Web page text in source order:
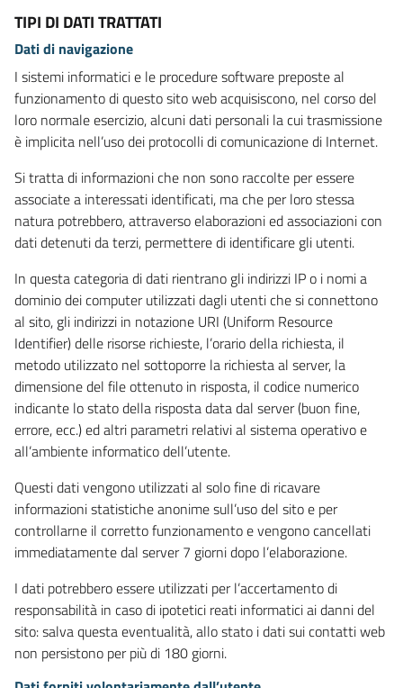
TIPI DI DATI TRATTATI
Dati di navigazione
I sistemi informatici e le procedure software preposte al
funzionamento di questo sito web acquisiscono, nel corso del
loro normale esercizio, alcuni dati personali la cui trasmissione
è implicita nell’uso dei protocolli di comunicazione di Internet.
Si tratta di informazioni che non sono raccolte per essere
associate a interessati identificati, ma che per loro stessa
natura potrebbero, attraverso elaborazioni ed associazioni con
dati detenuti da terzi, permettere di identificare gli utenti.
In questa categoria di dati rientrano gli indirizzi IP o i nomi a
dominio dei computer utilizzati dagli utenti che si connettono
al sito, gli indirizzi in notazione URI (Uniform Resource
Identifier) delle risorse richieste, l’orario della richiesta, il
metodo utilizzato nel sottoporre la richiesta al server, la
dimensione del file ottenuto in risposta, il codice numerico
indicante lo stato della risposta data dal server (buon fine,
errore, ecc.) ed altri parametri relativi al sistema operativo e
all’ambiente informatico dell’utente.
Questi dati vengono utilizzati al solo fine di ricavare
informazioni statistiche anonime sull’uso del sito e per
controllarne il corretto funzionamento e vengono cancellati
immediatamente dal server 7 giorni dopo l’elaborazione.
I dati potrebbero essere utilizzati per l’accertamento di
responsabilità in caso di ipotetici reati informatici ai danni del
sito: salva questa eventualità, allo stato i dati sui contatti web
non persistono per più di 180 giorni.